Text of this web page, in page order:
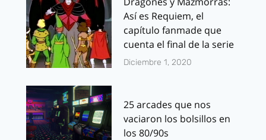
Así es Requiem, el
capítulo fanmade que
cuenta el final de la serie
Diciembre 1, 2020
25 arcades que nos
vaciaron los bolsillos en
los 80/90s